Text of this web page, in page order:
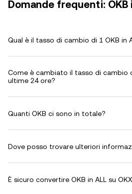
Domande frequenti: OKB
Qual è il tasso di cambio di 1 OKB in
Come è cambiato il tasso di cambio
ultime 24 ore?
Quanti OKB ci sono in totale?
Dove posso trovare ulteriori
È sicuro convertire OKB in ALL su